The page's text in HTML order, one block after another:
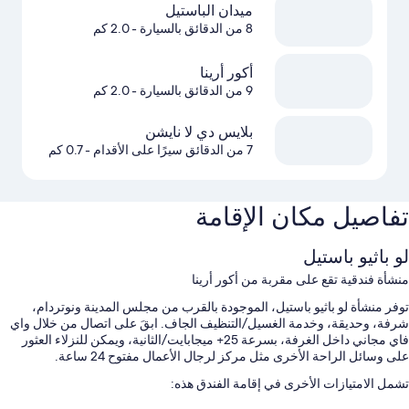
ميدان الباستيل
8 من الدقائق بالسيارة - 2.0 كم
أكور أرينا
9 من الدقائق بالسيارة - 2.0 كم
بلايس دي لا نايشن
7 من الدقائق سيرًا على الأقدام - 0.7 كم
تفاصيل مكان الإقامة
لو باثيو باستيل
منشأة فندقية تقع على مقربة من أكور أرينا
توفر منشأة لو باثيو باستيل، الموجودة بالقرب من مجلس المدينة ونوتردام،
شرفة، وحديقة، وخدمة الغسيل/التنظيف الجاف. ابقَ على اتصال من خلال واي
فاي مجاني داخل الغرفة، بسرعة 25+ ميجابايت/الثانية، ويمكن للنزلاء العثور
على وسائل الراحة الأخرى مثل مركز لرجال الأعمال مفتوح 24 ساعة.
تشمل الامتيازات الأخرى في إقامة الفندق هذه: